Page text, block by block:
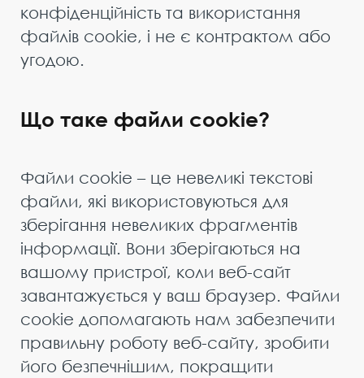
конфіденційність та використання
файлів cookie, і не є контрактом або
угодою.
Що таке файли cookie?
Файли cookie – це невеликі текстові
файли, які використовуються для
зберігання невеликих фрагментів
інформації. Вони зберігаються на
вашому пристрої, коли веб-сайт
завантажується у ваш браузер. Файли
cookie допомагають нам забезпечити
правильну роботу веб-сайту, зробити
його безпечнішим, покращити